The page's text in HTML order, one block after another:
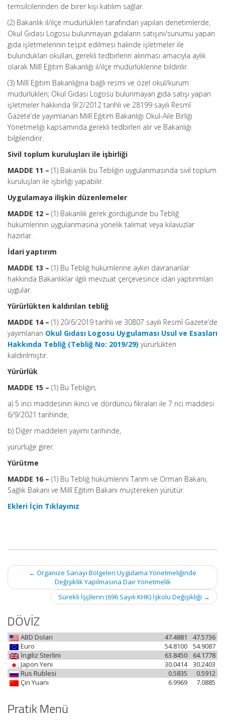
temsilcilerinden de birer kişi katılım sağlar.
(2) Bakanlık il/ilçe müdürlükleri tarafından yapılan denetimlerde,
Okul Gıdası Logosu bulunmayan gıdaların satışını/sunumu yapan
gıda işletmelerinin tespit edilmesi halinde işletmeler ile
bulundukları okulları, gerekli tedbirlerin alınması amacıyla aylık
olarak Millî Eğitim Bakanlığı il/ilçe müdürlüklerine bildirilir.
(3) Millî Eğitim Bakanlığına bağlı resmi ve özel okul/kurum
müdürlükleri; Okul Gıdası Logosu bulunmayan gıda satışı yapan
işletmeler hakkında 9/2/2012 tarihli ve 28199 sayılı Resmî
Gazete’de yayımlanan Millî Eğitim Bakanlığı Okul-Aile Birliği
Yönetmeliği kapsamında gerekli tedbirleri alır ve Bakanlığı
bilgilendirir.
Sivil toplum kuruluşları ile işbirliği
MADDE 11 – (1) Bakanlık bu Tebliğin uygulanmasında sivil toplum
kuruluşları ile işbirliği yapabilir.
Uygulamaya ilişkin düzenlemeler
MADDE 12 – (1) Bakanlık gerek gördüğünde bu Tebliğ
hükümlerinin uygulanmasına yönelik talimat veya kılavuzlar
hazırlar.
İdari yaptırım
MADDE 13 – (1) Bu Tebliğ hükümlerine aykırı davrananlar
hakkında Bakanlıklar ilgili mevzuat çerçevesince idari yaptırımları
uygular.
Yürürlükten kaldırılan tebliğ
MADDE 14 – (1) 20/6/2019 tarihli ve 30807 sayılı Resmî Gazete’de
yayımlanan Okul Gıdası Logosu Uygulaması Usul ve Esasları
Hakkında Tebliğ (Tebliğ No: 2019/29) yürürlükten
kaldırılmıştır.
Yürürlük
MADDE 15 – (1) Bu Tebliğin;
a) 5 inci maddesinin ikinci ve dördüncü fıkraları ile 7 nci maddesi
6/9/2021 tarihinde,
b) Diğer maddeleri yayımı tarihinde,
yürürlüğe girer.
Yürütme
MADDE 16 – (1) Bu Tebliğ hükümlerini Tarım ve Orman Bakanı,
Sağlık Bakanı ve Millî Eğitim Bakanı müştereken yürütür.
Ekleri İçin Tıklayınız
Post
navigation
← Organize Sanayi Bölgeleri Uygulama Yönetmeliğinde
Değişiklik Yapılmasına Dair Yönetmelik
Sürekli İşçilerin (696 Sayılı KHK) İşkolu Değişikliği →
DÖVİZ
ABD Doları 47.5736
47.4881
Euro
54.9087
54.8100
İngiliz Sterlini
64.1778
63.8450
Japon Yeni
30.2403
30.0414
Rus Rublesi
0.5912
0.5835
Çin Yuanı
7.0885
6.9969
Pratik Menü